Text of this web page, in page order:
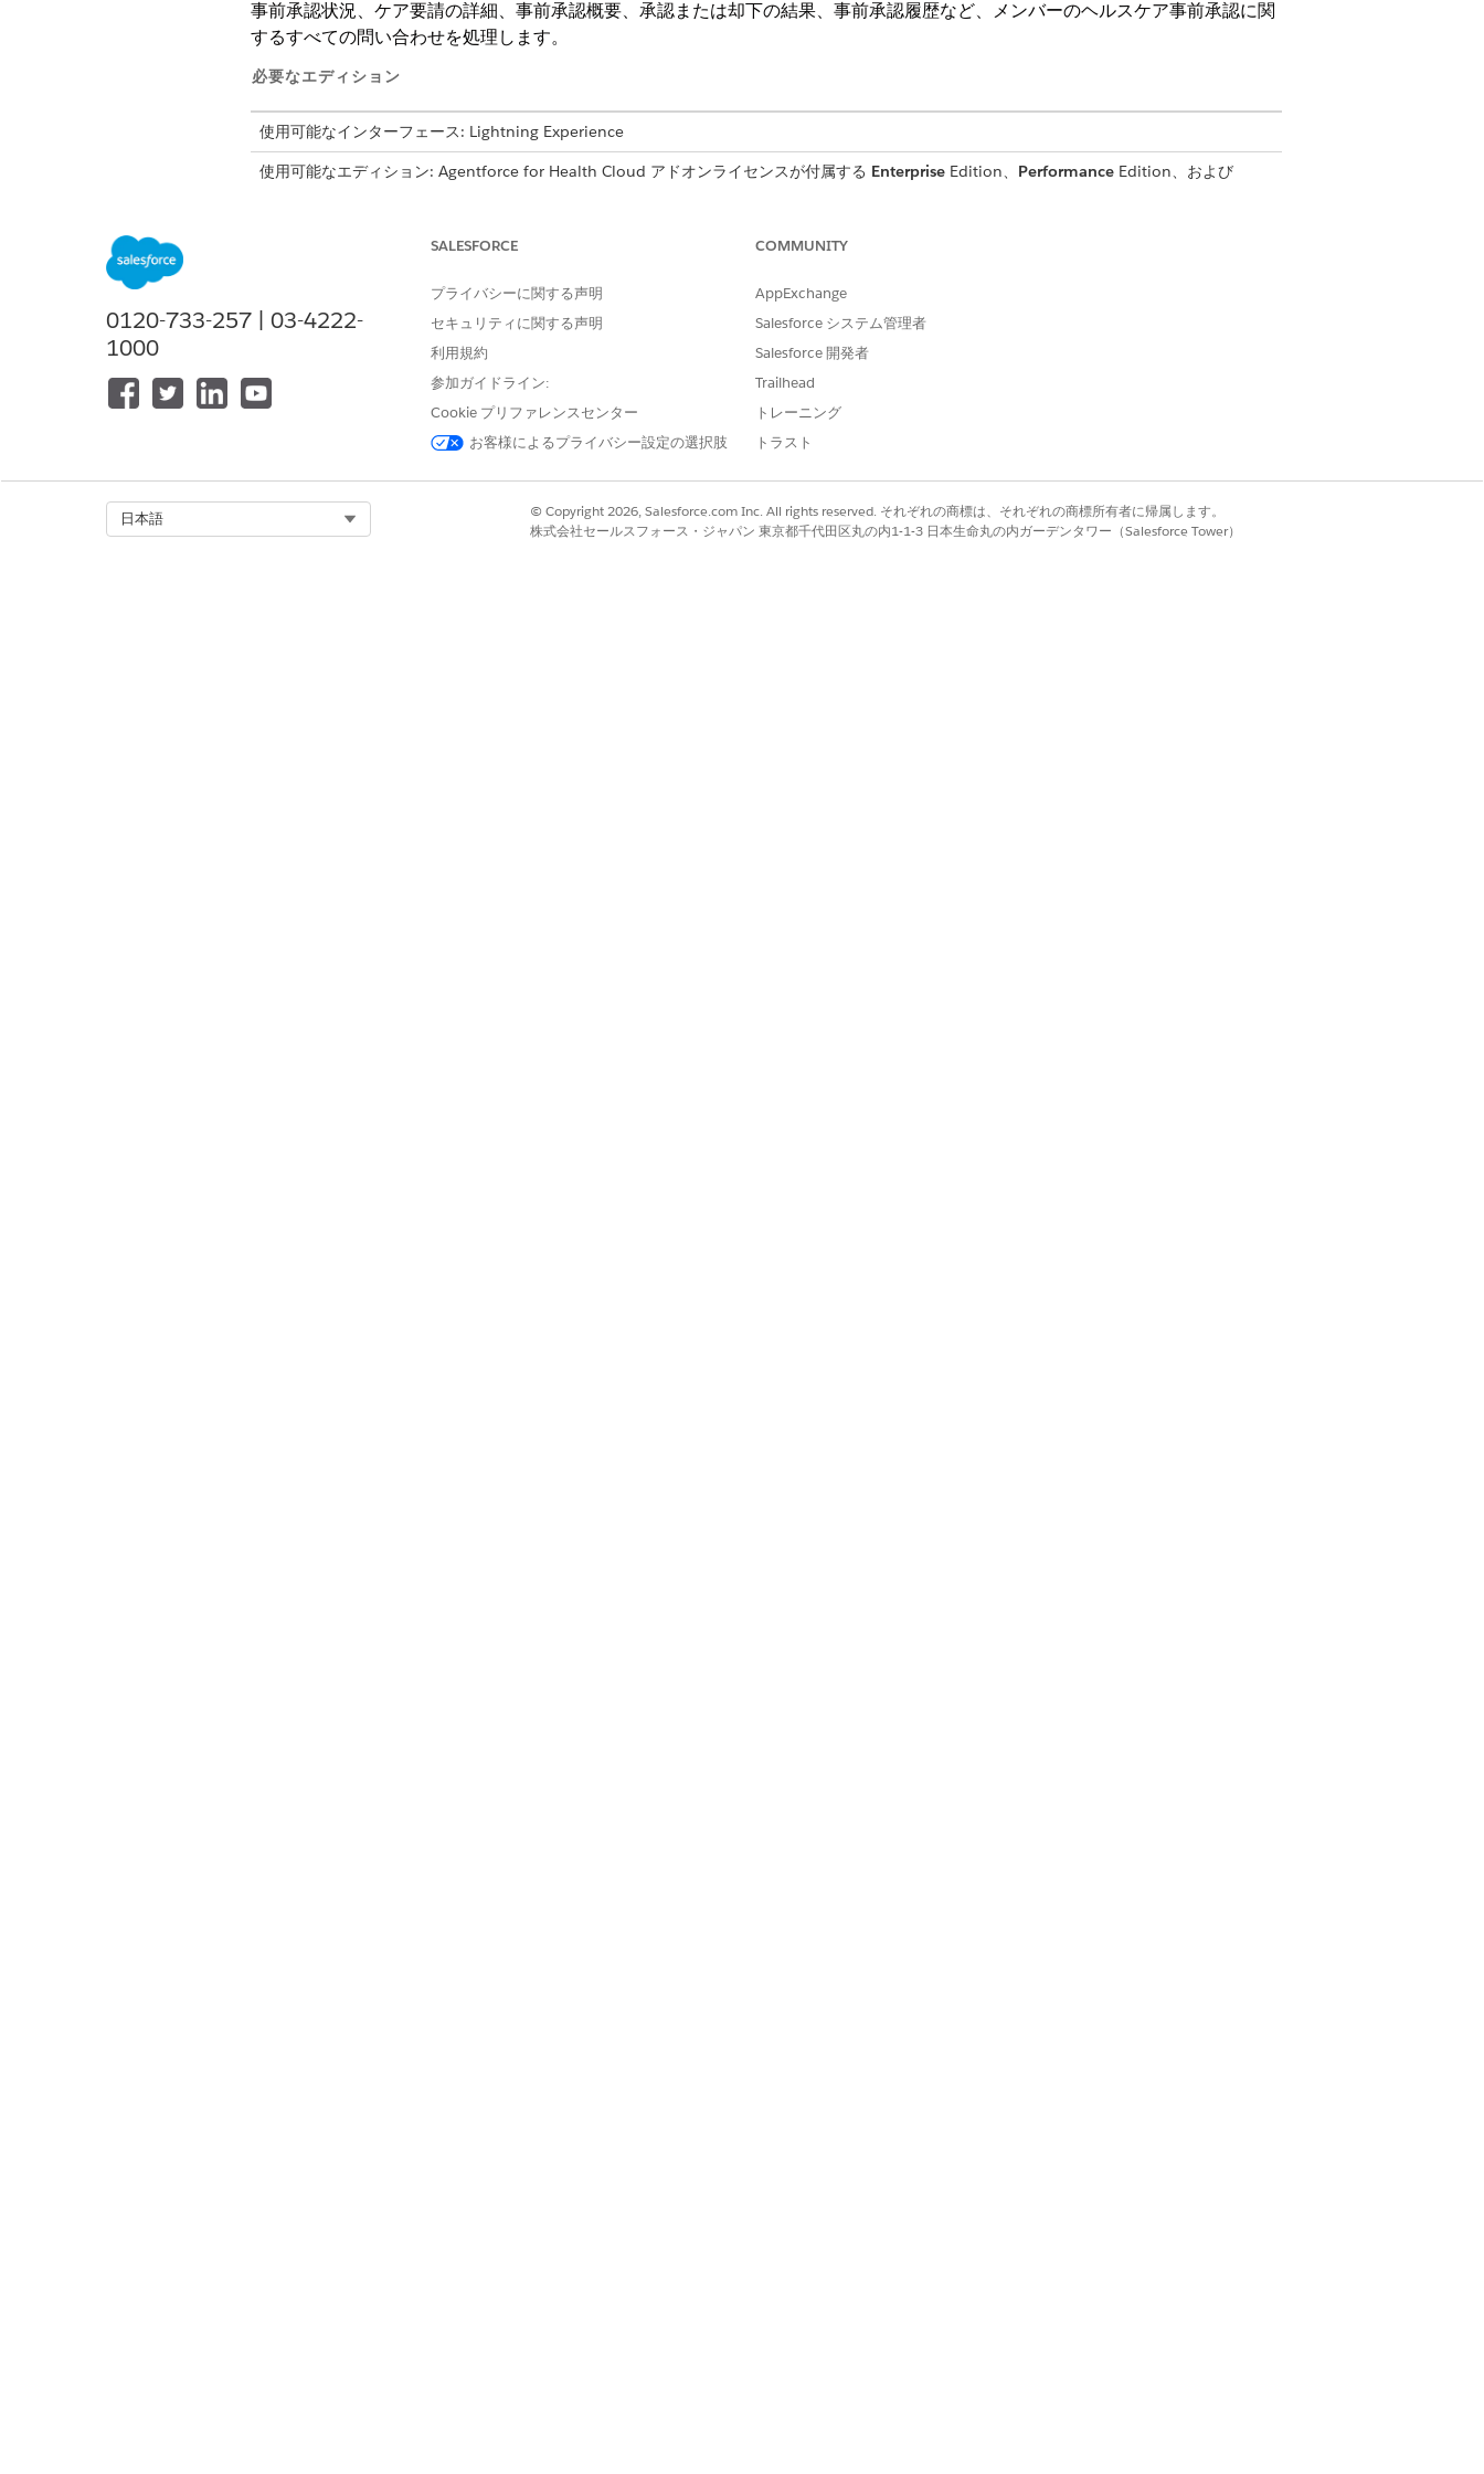
事前承認状況、ケア要請の詳細、事前承認概要、承認または却下の結果、事前承認履歴など、メンバーのヘルスケア事前承認に関
するすべての問い合わせを処理します。
必要なエディション
使用可能なインターフェース: Lightning Experience
使用可能なエディション: Agentforce for Health Cloud アドオンライセンスが付属する EnterpriseEdition、 PerformanceEdition、および
サブエージェントの詳細
API 参照名
PriorAuthorizationAssistance
含まれるエージェントアクション
メンバーの検索
フェッチ事前承認
このサブエージェントをトリガーする発言の例
0120-733-257 | 03-4222-
1000
SALESFORCE
プライバシーに関する声明
セキュリティに関する声明
利用規約
参加ガイドライン:
Cookie プリファレンスセンター
お客様によるプライバシー設定の選択肢
COMMUNITY
AppExchange
Salesforce システム管理者
Salesforce 開発者
Trailhead
トレーニング
トラスト
日本語
© Copyright 2026, Salesforce.com Inc. All rights reserved. それぞれの商標は、それぞれの商標所有者に帰属します。
株式会社セールスフォース・ジャパン 東京都千代田区丸の内1-1-3 日本生命丸の内ガーデンタワー（Salesforce Tower）